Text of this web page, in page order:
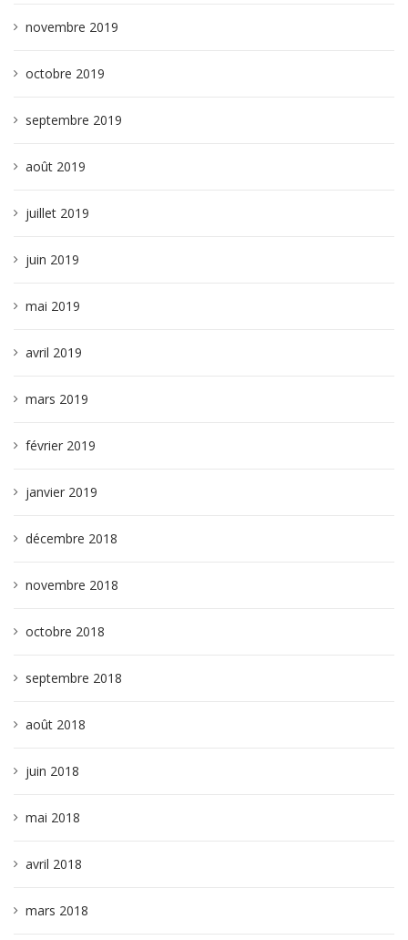
novembre 2019
octobre 2019
septembre 2019
août 2019
juillet 2019
juin 2019
mai 2019
avril 2019
mars 2019
février 2019
janvier 2019
décembre 2018
novembre 2018
octobre 2018
septembre 2018
août 2018
juin 2018
mai 2018
avril 2018
mars 2018